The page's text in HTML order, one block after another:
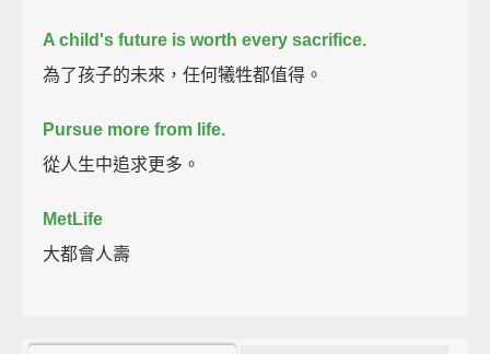
A child's future is worth every sacrifice.
為了孩子的未來，任何犧牲都值得。
Pursue more from life.
從人生中追求更多。
MetLife
大都會人壽